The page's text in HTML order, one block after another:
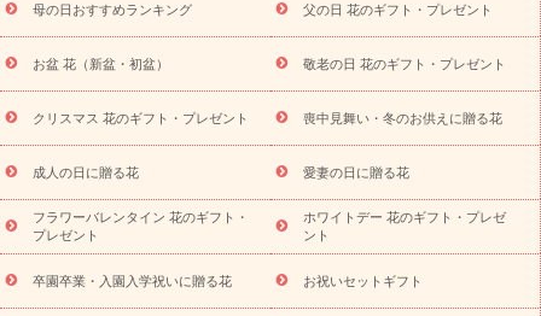
供え・お悔やみ商品一覧
お供え・お悔やみの花
四十九日法要以
降に贈る花
通夜・葬儀に贈る花
お供え お花とセットギフト
お供え プリザーブドフラワー
ペットのお供えフラワー
お盆（新
盆・初盆）
その他 お祝い返し お見舞い
お取り寄せギフト
ビジネス用
ご自宅用 観葉植物 ミディ胡蝶蘭
プリザーブ
ドフラワー
スタイルから探す アレンジメント 花束
スタ
ンド花
お祝い お供え・お悔やみ 胡蝶蘭 胡蝶蘭・花鉢
ディ胡蝶蘭・お祝い
ミディ胡蝶蘭・お供え
世界初の青色胡蝶蘭
観葉植物
観葉植物 産直多肉植物
プリザーブドフラワー
お祝い
お供え・お悔やみ 花とセットギフト
セミオーダー
プチギフト（hanamore -ハナモア-）
花とみどりのeギフト
キューピットのeGfit
カラー ピンク イエローオレンジ
レッ
母の日おすすめランキング 父の日 花のギフト・プレゼント
お盆 花（新盆・初盆） 敬老の日 花のギフト・プレゼント
クリスマス 花のギフト・プレゼント 喪中見舞い・冬のお供えに贈る花
成人の日に贈る花 愛妻の日に贈る花
フラワーバレンタイン 花のギフト・
プレゼント
ホワイトデー 花のギフト・プレゼ
ント
卒園卒業・入園入学祝いに贈る花 お祝いセットギフト